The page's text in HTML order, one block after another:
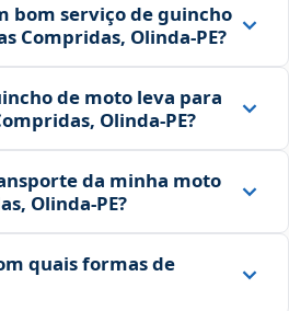
bom serviço de guincho
Compridas, Olinda‑PE?
de moto leva para
Olinda‑PE?
da minha moto
Olinda‑PE?
quais formas de